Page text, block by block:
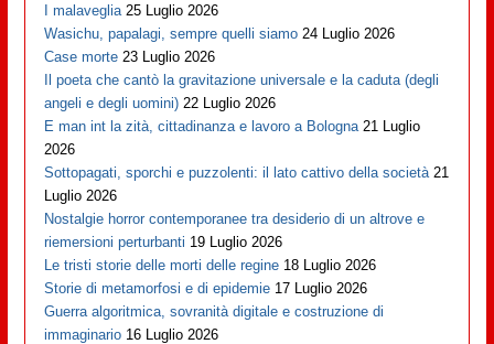
I malaveglia 25 Luglio 2026
Wasichu, papalagi, sempre quelli siamo 24 Luglio 2026
Case morte 23 Luglio 2026
Il poeta che cantò la gravitazione universale e la caduta (degli
angeli e degli uomini) 22 Luglio 2026
E man int la zità, cittadinanza e lavoro a Bologna 21 Luglio
2026
Sottopagati, sporchi e puzzolenti: il lato cattivo della società 21
Luglio 2026
Nostalgie horror contemporanee tra desiderio di un altrove e
riemersioni perturbanti 19 Luglio 2026
Le tristi storie delle morti delle regine 18 Luglio 2026
Storie di metamorfosi e di epidemie 17 Luglio 2026
Guerra algoritmica, sovranità digitale e costruzione di
immaginario 16 Luglio 2026